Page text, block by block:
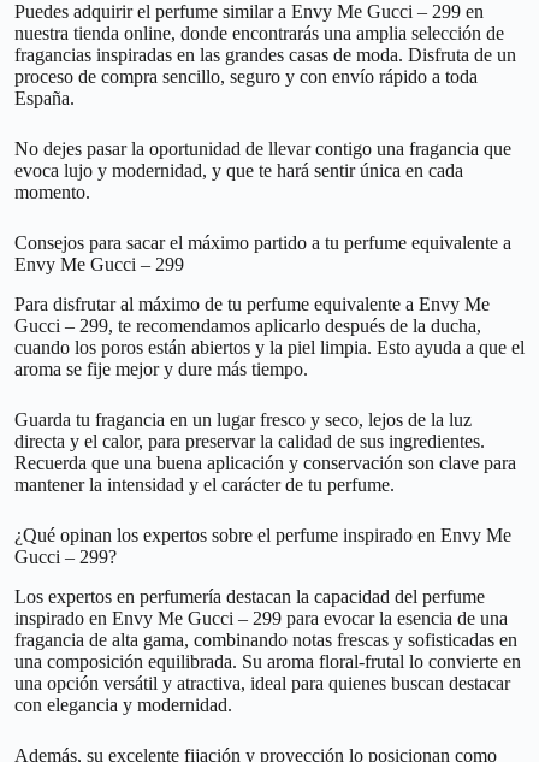
Puedes adquirir el perfume similar a Envy Me Gucci – 299 en
nuestra tienda online, donde encontrarás una amplia selección de
fragancias inspiradas en las grandes casas de moda. Disfruta de un
proceso de compra sencillo, seguro y con envío rápido a toda
España.
No dejes pasar la oportunidad de llevar contigo una fragancia que
evoca lujo y modernidad, y que te hará sentir única en cada
momento.
Consejos para sacar el máximo partido a tu perfume equivalente a
Envy Me Gucci – 299
Para disfrutar al máximo de tu perfume equivalente a Envy Me
Gucci – 299, te recomendamos aplicarlo después de la ducha,
cuando los poros están abiertos y la piel limpia. Esto ayuda a que el
aroma se fije mejor y dure más tiempo.
Guarda tu fragancia en un lugar fresco y seco, lejos de la luz
directa y el calor, para preservar la calidad de sus ingredientes.
Recuerda que una buena aplicación y conservación son clave para
mantener la intensidad y el carácter de tu perfume.
¿Qué opinan los expertos sobre el perfume inspirado en Envy Me
Gucci – 299?
Los expertos en perfumería destacan la capacidad del perfume
inspirado en Envy Me Gucci – 299 para evocar la esencia de una
fragancia de alta gama, combinando notas frescas y sofisticadas en
una composición equilibrada. Su aroma floral-frutal lo convierte en
una opción versátil y atractiva, ideal para quienes buscan destacar
con elegancia y modernidad.
Además, su excelente fijación y proyección lo posicionan como